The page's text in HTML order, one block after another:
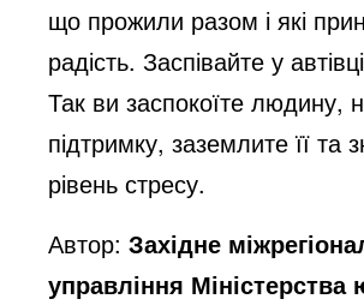
що прожили разом і які
радість. Заспівайте у
Так ви заспокоїте людину,
підтримку, заземлите її та
рівень стресу.
Автор:Західне
управління Міністерства